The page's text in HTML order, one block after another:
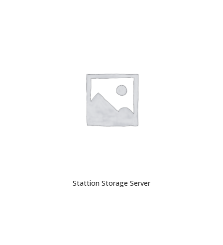
Stattion Storage Server